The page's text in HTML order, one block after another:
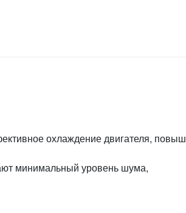
охлаждение двигателя,
минимальный уровень шума,